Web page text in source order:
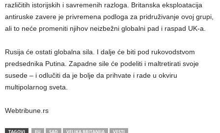
različitih istorijskih i savremenih razloga. Britanska eksploatacija
antiruske zavere je privremena podloga za pridruživanje ovoj grupi,
ali to neće promeniti njihov neizbežni globalni pad i raspad UK-a.
Rusija će ostati globalna sila. I dalje će biti pod rukovodstvom
predsednika Putina. Zapadne sile će podeliti i maltretirati svoje
susede – i odlučiti da je bolje da prihvate i rade u okviru
multipolarnog sveta.
Webtribune.rs
TAGOVI EU SAD VELIKA BRITANIJA VESTI